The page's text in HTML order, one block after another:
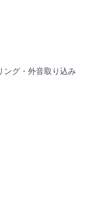
ング・外音取り込み